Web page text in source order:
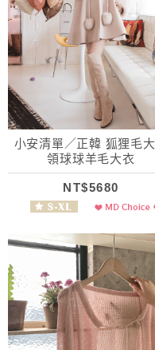
小安清單／正韓 狐狸毛
領球球羊毛大衣
NT$5680